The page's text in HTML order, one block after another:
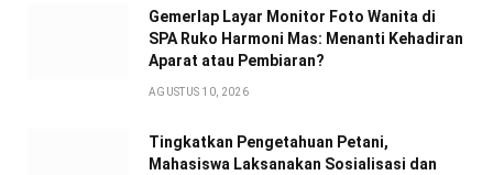
Gemerlap Layar Monitor Foto Wanita di
SPA Ruko Harmoni Mas: Menanti Kehadiran
Aparat atau Pembiaran?
AGUSTUS 10, 2026
Tingkatkan Pengetahuan Petani,
Mahasiswa Laksanakan Sosialisasi dan